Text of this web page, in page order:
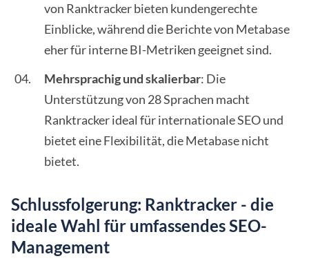
von Ranktracker bieten kundengerechte
Einblicke, während die Berichte von Metabase
eher für interne BI-Metriken geeignet sind.
Mehrsprachig und skalierbar: Die
Unterstützung von 28 Sprachen macht
Ranktracker ideal für internationale SEO und
bietet eine Flexibilität, die Metabase nicht
bietet.
Schlussfolgerung: Ranktracker - die
ideale Wahl für umfassendes SEO-
Management